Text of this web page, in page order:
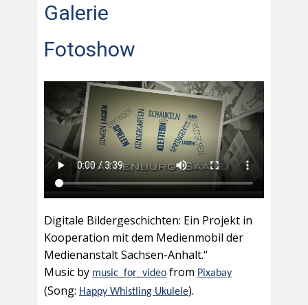
Galerie
Fotoshow
Digitale Bildergeschichten: Ein Projekt in
Kooperation mit dem Medienmobil der
Medienanstalt Sachsen-Anhalt.“
Music by music_for_video from Pixabay
(Song: Happy Whistling Ukulele).